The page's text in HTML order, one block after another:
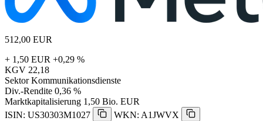
512,00 EUR
+ 1,50 EUR +0,29 %
KGV 22,18
Sektor Kommunikationsdienste
Div.-Rendite 0,36 %
Marktkapitalisierung 1,50 Bio. EUR
ISIN: US30303M1027
WKN: A1JWVX